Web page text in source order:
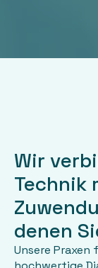
Wir
Technik
denen
Unsere